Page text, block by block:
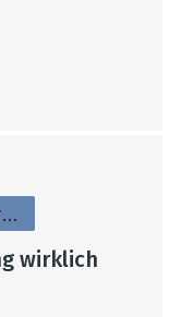
Verbraucherinfos
wirklich